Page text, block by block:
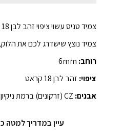
צמיד טניס עשוי ציפוי זהב לבן 18 קראט משובץ אבני בגט זרקונים שהונחו בעבודת יד
צמיד נוצץ שישדרג לכם את
רוחב:
ציפוי: זהב לבן 18 קראט
אבנים:
עיין במדריך למטה